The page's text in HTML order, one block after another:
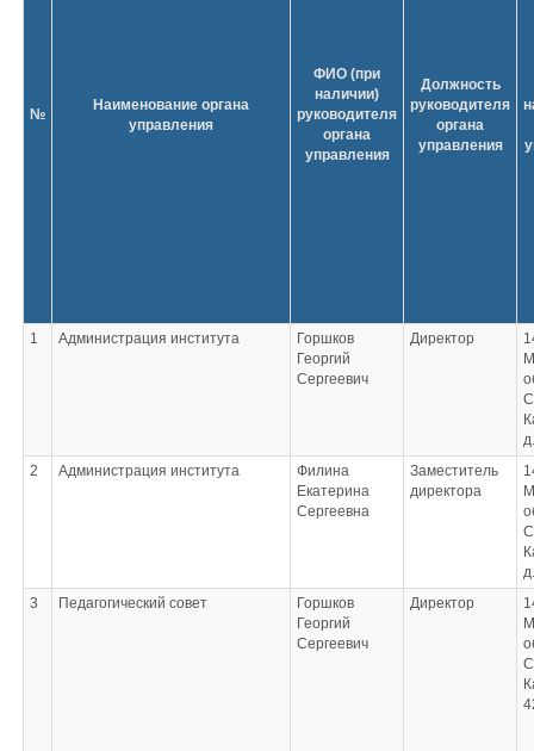
№
Наименование органа
управления
ФИО (при
наличии)
руководителя
органа
управления
Должность
руководителя
органа
управления
1 Администрация института
Горшков
Георгий
Сергеевич
Директор
2
Администрация института
Филина
Екатерина
Сергеевна
Заместитель
директора
3
Педагогический совет
Горшков
Георгий
Сергеевич
Директор